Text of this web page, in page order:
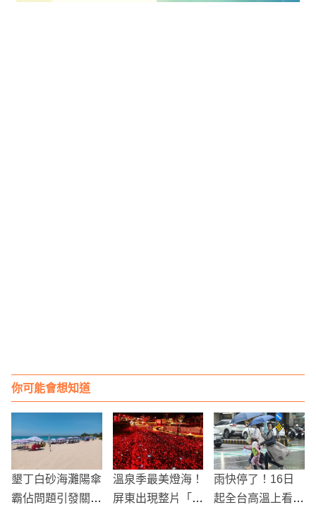
你可能會想知道
墾丁白砂海灘陽傘
霸佔問題引發關
溫泉季最美燈海！
屏東出現整片「日
雨快停了！16日
起全台高溫上看3